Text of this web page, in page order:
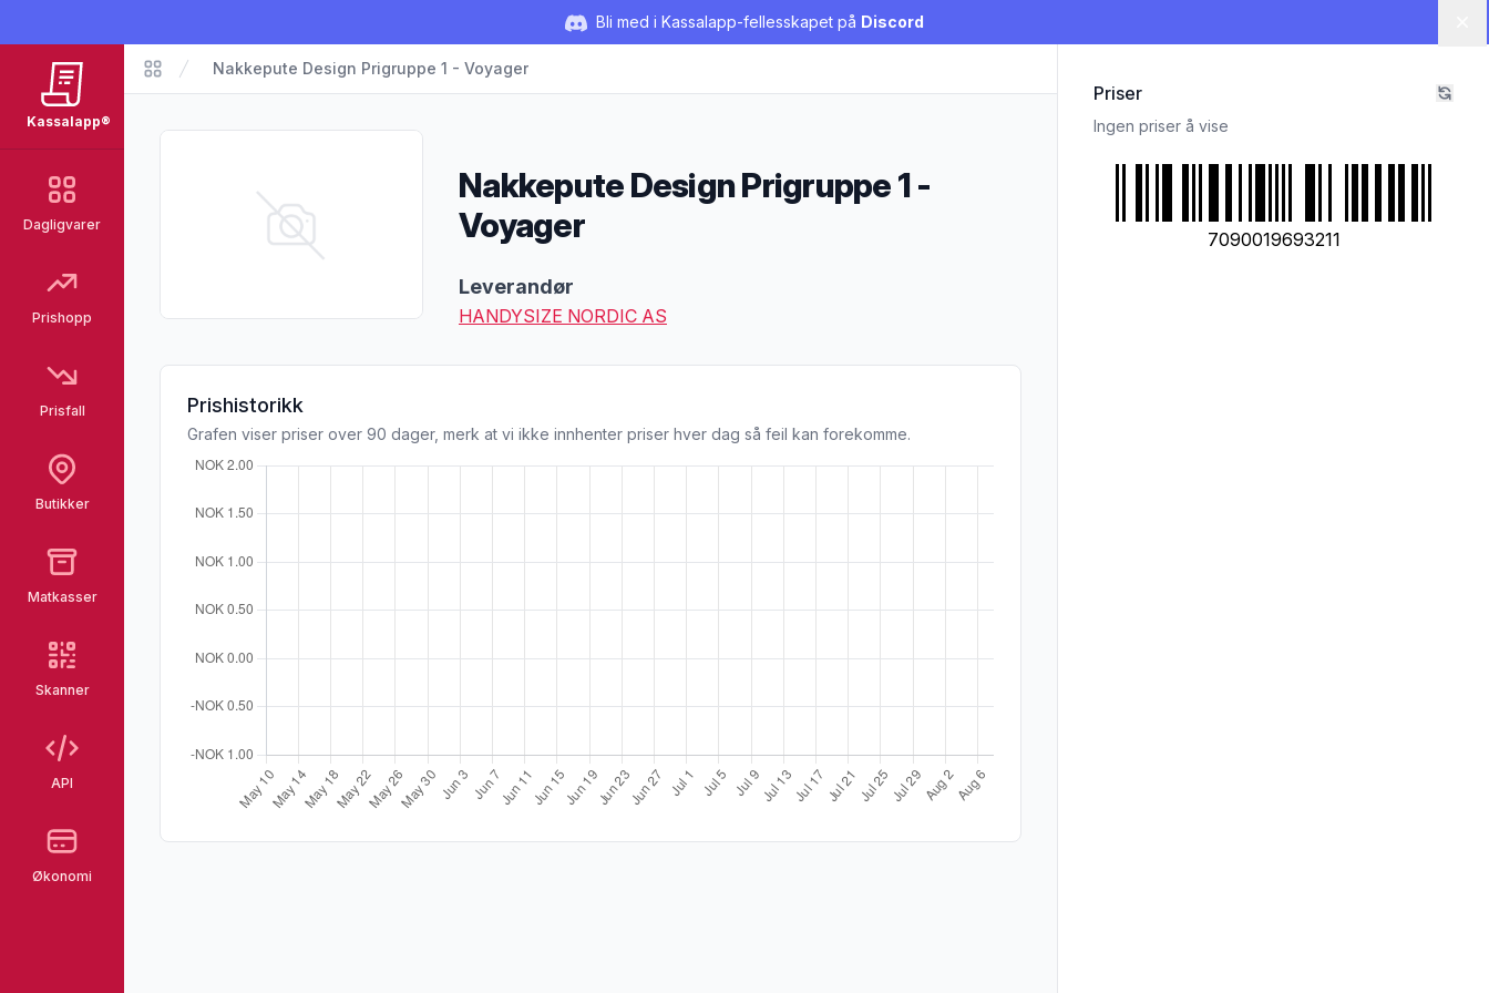
Bli med i Kassalapp-fellesskapet på Discord
Kassalapp®
Dagligvarer
Prishopp
Prisfall
Butikker
Matkasser
Skanner
API
Økonomi
Matvarer
Nakkepute Design Prigruppe 1 - Voyager
Nakkepute Design Prigruppe 1 -
Voyager
Leverandør
HANDYSIZE NORDIC AS
Prishistorikk
Grafen viser priser over 90 dager, merk at vi ikke innhenter priser hver dag så feil kan forekomme.
Priser
Ingen priser å vise
7090019693211